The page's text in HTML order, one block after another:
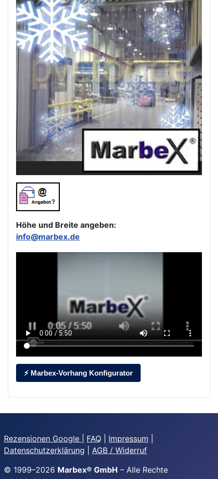
Höhe und Breite angeben:
info@marbex.de
⚡ Marbex-Vorhang Konfigurator
Rezensionen Google FAQ Impressum
Datenschutzerklärung
AGB / Widerruf
© 1999–2026 Marbex® GmbH – Alle Rechte